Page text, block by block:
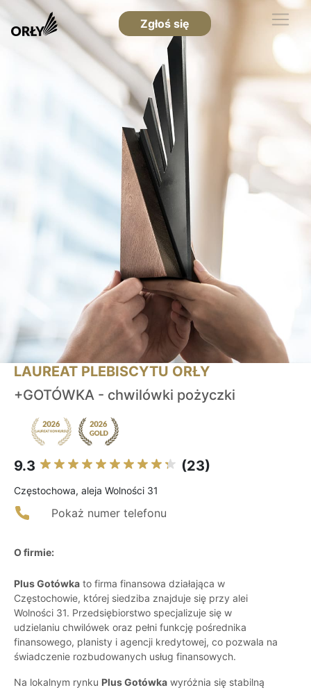
Zgłoś się
LAUREAT PLEBISCYTU ORŁY
+GOTÓWKA - chwilówki pożyczki
9.3 (23)
Częstochowa, aleja Wolności 31
Pokaż numer telefonu
O firmie:
Plus Gotówka to firma finansowa działająca w
Częstochowie, której siedziba znajduje się przy alei
Wolności 31. Przedsiębiorstwo specjalizuje się w
udzielaniu chwilówek oraz pełni funkcję pośrednika
finansowego, planisty i agencji kredytowej, co pozwala na
świadczenie rozbudowanych usług finansowych.
Na lokalnym rynku Plus Gotówka wyróżnia się stabilną